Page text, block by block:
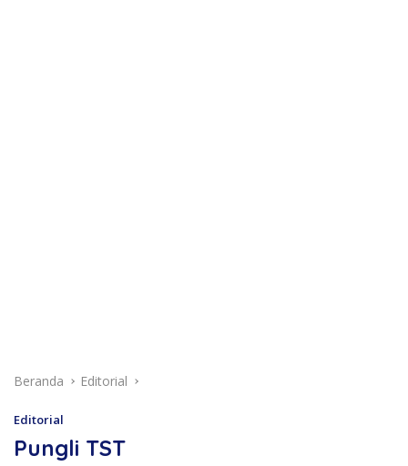
Beranda Editorial
Editorial
Pungli TST